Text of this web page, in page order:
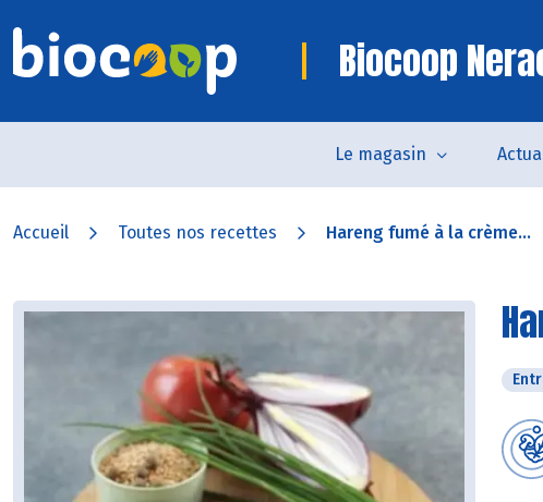
Biocoop
Le magasin
Accueil Toutes nos recettes Hareng fumé à la crème...